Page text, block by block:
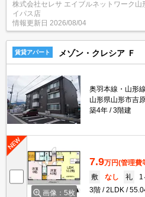
おります。室内設備は洗面所独立
り、過ごしやすいお部屋になって
るので、忙しくてゴミを出す時間が
株式会社セレサ エイブルネットワーク山
イパス店
情報更新日 2026/08/04
賃貸アパート メゾン・クレシア Ｆ
奥羽本線・山形
山形県山形市吉
築4年
3階建
画像：5枚
7.9万円(管理費
敷
なし 礼
1
3階
2LDK